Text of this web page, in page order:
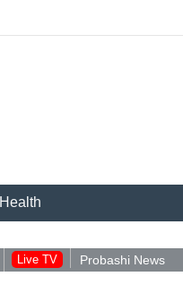
Health
Live TV Probashi News